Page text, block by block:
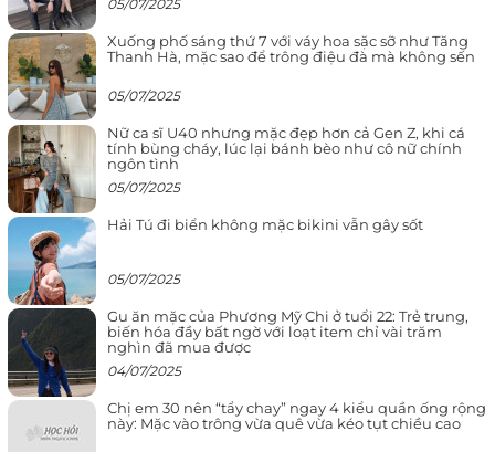
05/07/2025
Xuống phố sáng thứ 7 với váy hoa sặc sỡ như Tăng
Thanh Hà, mặc sao để trông điệu đà mà không sến
05/07/2025
Nữ ca sĩ U40 nhưng mặc đẹp hơn cả Gen Z, khi cá
tính bùng cháy, lúc lại bánh bèo như cô nữ chính
ngôn tình
05/07/2025
Hải Tú đi biển không mặc bikini vẫn gây sốt
05/07/2025
Gu ăn mặc của Phương Mỹ Chi ở tuổi 22: Trẻ trung,
biến hóa đầy bất ngờ với loạt item chỉ vài trăm
nghìn đã mua được
04/07/2025
Chị em 30 nên “tẩy chay” ngay 4 kiểu quần ống rộng
này: Mặc vào trông vừa quê vừa kéo tụt chiều cao